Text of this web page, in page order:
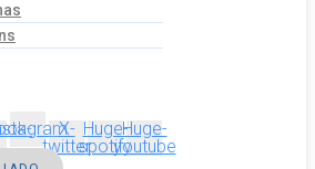
X-
twitter
Huge-
spotify
Huge-
youtube